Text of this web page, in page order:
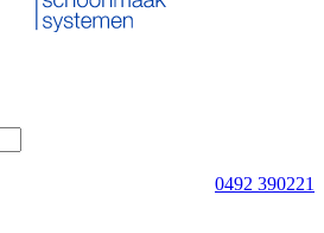
0492 390221